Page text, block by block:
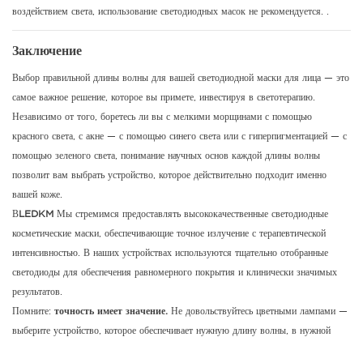
воздействием света, использование светодиодных масок не рекомендуется. .
Заключение
Выбор правильной длины волны для вашей светодиодной маски для лица — это
самое важное решение, которое вы примете, инвестируя в светотерапию.
Независимо от того, боретесь ли вы с мелкими морщинами с помощью
красного света, с акне — с помощью синего света или с гиперпигментацией — с
помощью зеленого света, понимание научных основ каждой длины волны
позволит вам выбрать устройство, которое действительно подходит именно
вашей коже.
ВLEDKM Мы стремимся предоставлять высококачественные светодиодные
косметические маски, обеспечивающие точное излучение с терапевтической
интенсивностью. В наших устройствах используются тщательно отобранные
светодиоды для обеспечения равномерного покрытия и клинически значимых
результатов.
Помните: точность имеет значение. Не довольствуйтесь цветными лампами —
выберите устройство, которое обеспечивает нужную длину волны, в нужной